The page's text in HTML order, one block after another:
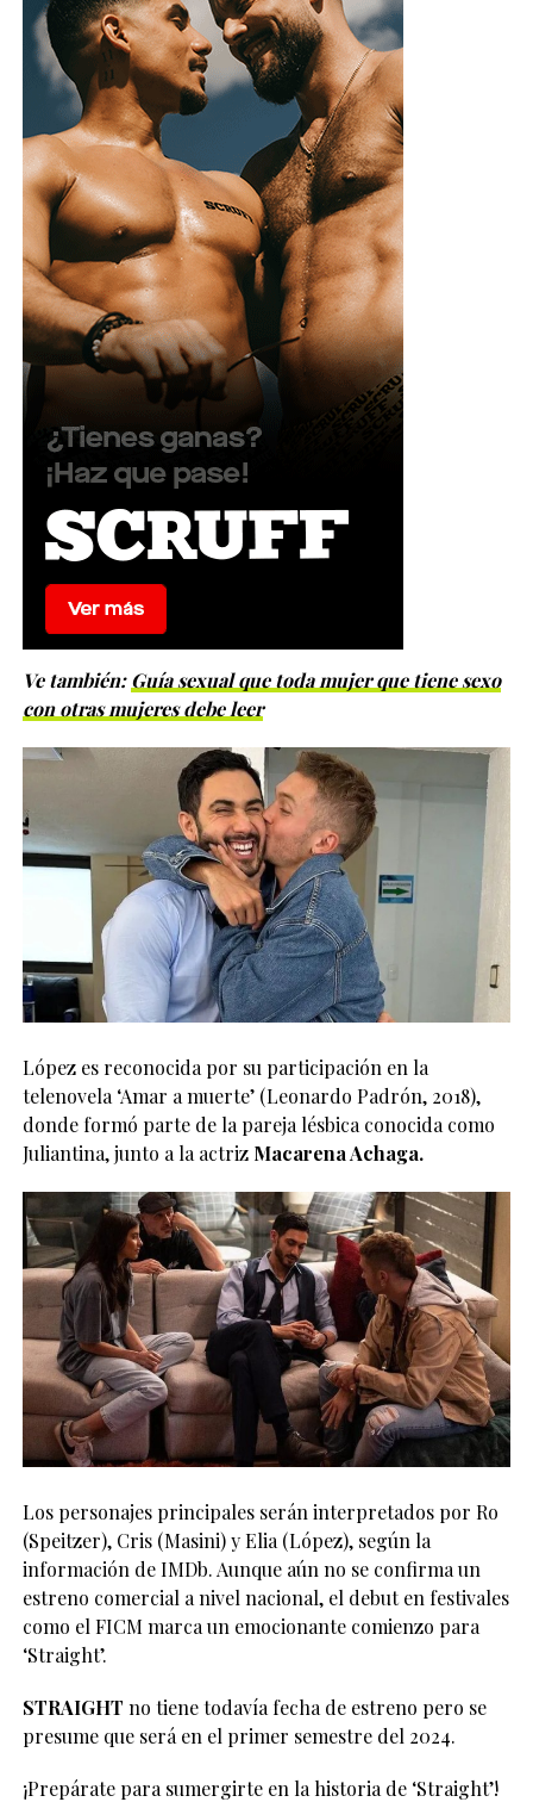
Ve también:Guía sexual que toda mujer que tiene sexo
con otras mujeres debe leer
López es reconocida por su participación en la
telenovela ‘Amar a muerte’ (Leonardo Padrón, 2018),
donde formó parte de la pareja lésbica conocida como
Juliantina, junto a la actriz Macarena Achaga.
Los personajes principales serán interpretados por Ro
(Speitzer), Cris (Masini) y Elia (López), según la
información de IMDb. Aunque aún no se confirma un
estreno comercial a nivel nacional, el debut en festivales
como el FICM marca un emocionante comienzo para
‘Straight’.
STRAIGHT no tiene todavía fecha de estreno pero se
presume que será en el primer semestre del 2024.
¡Prepárate para sumergirte en la historia de ‘Straight’!